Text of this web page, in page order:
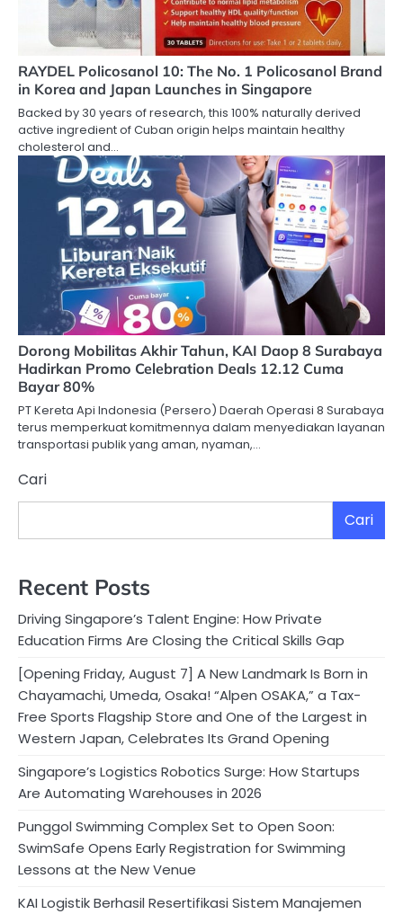
RAYDEL Policosanol 10: The No. 1 Policosanol Brand
in Korea and Japan Launches in Singapore
Backed by 30 years of research, this 100% naturally derived
active ingredient of Cuban origin helps maintain healthy
cholesterol and…
Dorong Mobilitas Akhir Tahun, KAI Daop 8 Surabaya
Hadirkan Promo Celebration Deals 12.12 Cuma
Bayar 80%
PT Kereta Api Indonesia (Persero) Daerah Operasi 8 Surabaya
terus memperkuat komitmennya dalam menyediakan layanan
transportasi publik yang aman, nyaman,…
Cari
Cari
Recent Posts
Driving Singapore’s Talent Engine: How Private
Education Firms Are Closing the Critical Skills Gap
[Opening Friday, August 7] A New Landmark Is Born in
Chayamachi, Umeda, Osaka! “Alpen OSAKA,” a Tax-
Free Sports Flagship Store and One of the Largest in
Western Japan, Celebrates Its Grand Opening
Singapore’s Logistics Robotics Surge: How Startups
Are Automating Warehouses in 2026
Punggol Swimming Complex Set to Open Soon:
SwimSafe Opens Early Registration for Swimming
Lessons at the New Venue
KAI Logistik Berhasil Resertifikasi Sistem Manajemen